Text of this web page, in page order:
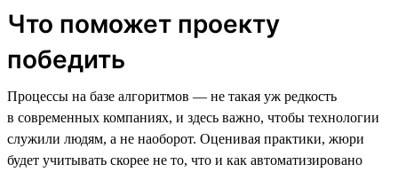
Что поможет проекту
победить
Процессы на базе алгоритмов — не такая уж редкость
в современных компаниях, и здесь важно, чтобы технологии
служили людям, а не наоборот. Оценивая практики, жюри
будет учитывать скорее не то, что и как автоматизировано